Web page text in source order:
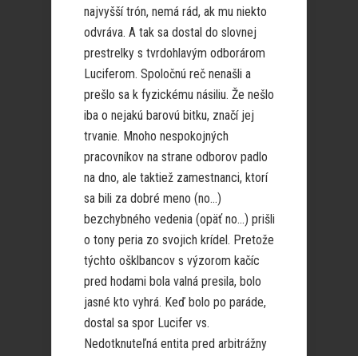
najvyšší trón, nemá rád, ak mu niekto
odvráva. A tak sa dostal do slovnej
prestrelky s tvrdohlavým odborárom
Luciferom. Spoločnú reč nenašli a
prešlo sa k fyzickému násiliu. Že nešlo
iba o nejakú barovú bitku, značí jej
trvanie. Mnoho nespokojných
pracovníkov na strane odborov padlo
na dno, ale taktiež zamestnanci, ktorí
sa bili za dobré meno (no…)
bezchybného vedenia (opäť no…) prišli
o tony peria zo svojich krídel. Pretože
týchto ošklbancov s výzorom kačíc
pred hodami bola valná presila, bolo
jasné kto vyhrá. Keď bolo po paráde,
dostal sa spor Lucifer vs.
Nedotknuteľná entita pred arbitrážny